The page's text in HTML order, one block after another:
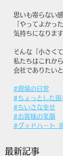
思いも寄らない
「やってよかっ
気持ちになります
そんな「小さく
私たちはこれか
会社でありたい
#現場の日常
#ちょっとした困
#ちいさな幸せ
#お客様の笑顔
#グッドハート_
最新記事